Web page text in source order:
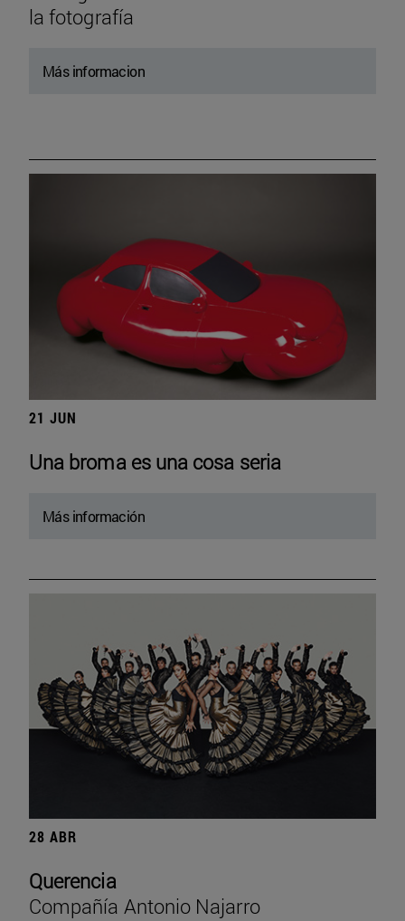
la fotografía
Más informacion
21 JUN
Una broma es una cosa seria
Más información
28 ABR
Querencia
Compañía Antonio Najarro